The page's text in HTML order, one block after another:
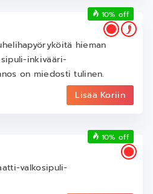
hieman
inkivääri-
on miedosti tulinen.
Lisää Koriin
10% off
valkosipuli-
10% off